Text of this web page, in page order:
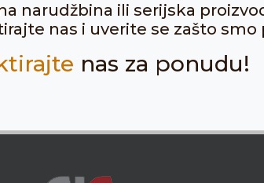
narudžbina ili serijska
nas i uverite se zašto smo
nas za ponudu!